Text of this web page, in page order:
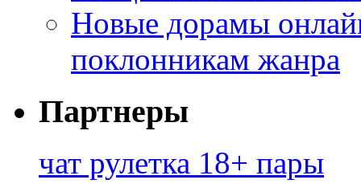
Новые дорамы
поклонникам жанра
Партнеры
чат рулетка 18+ пары